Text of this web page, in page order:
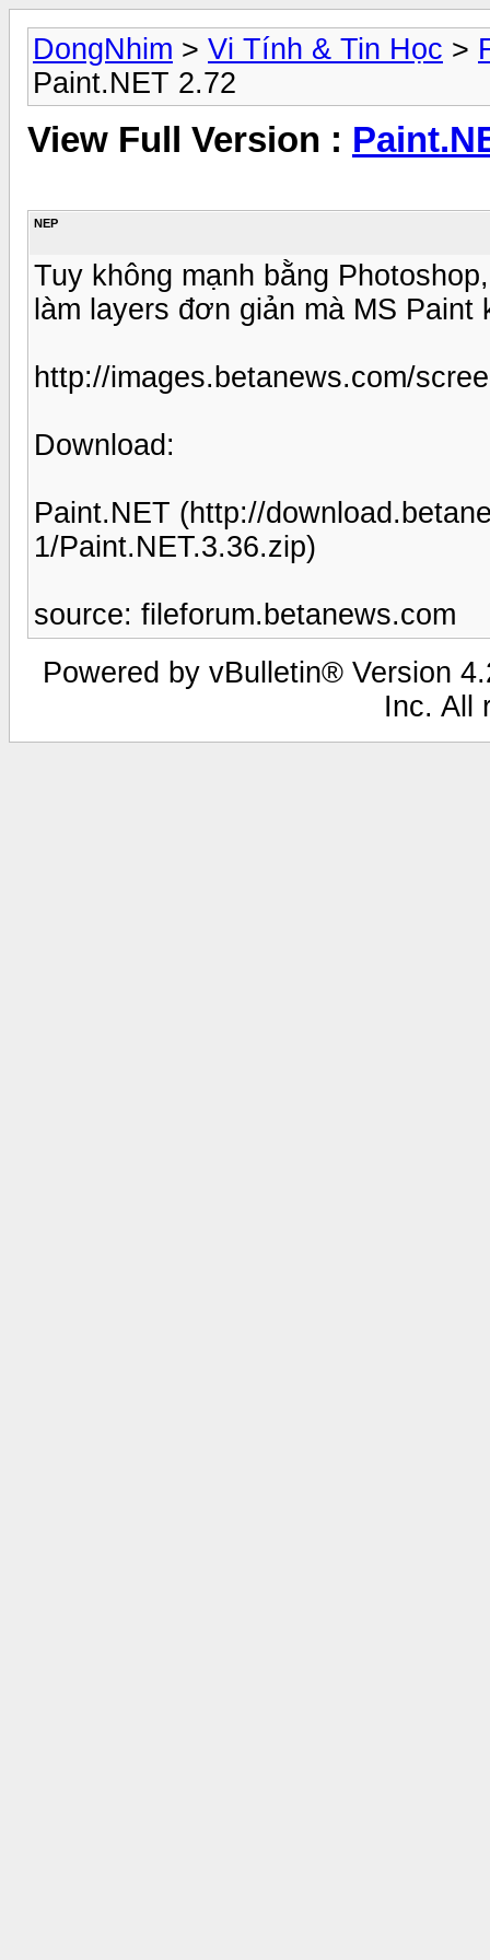
DongNhim > Vi Tính & Tin Học >
Paint.NET 2.72
View Full Version :
NEP
Tuy không mạnh bằng
làm layers đơn giản mà MS
http://images.betanews.com/
Download:
Paint.NET (http://
1/Paint.NET.3.36.zip)
source: fileforum.betanews.com
Powered by vBulletin® Version
Inc. All